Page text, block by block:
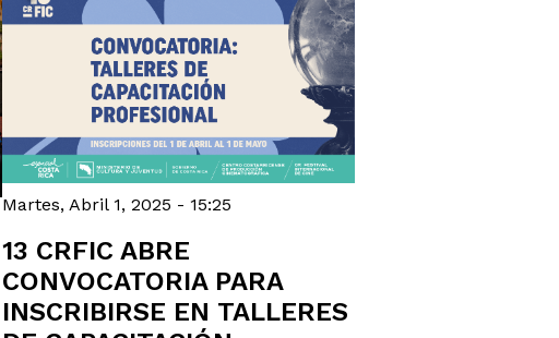
Martes, Abril 1, 2025 - 15:25
13 CRFIC ABRE
CONVOCATORIA PARA
INSCRIBIRSE EN TALLERES